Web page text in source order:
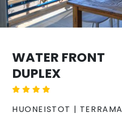
WATER FRONT
DUPLEX
HUONEISTOT |